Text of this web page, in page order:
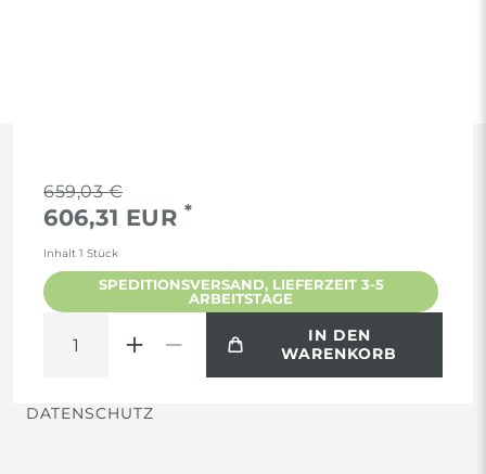
659,03 €
606,31 EUR *
Inhalt 1 Stück
SPEDITIONSVERSAND, LIEFERZEIT 3-5
ARBEITSTAGE
IN DEN
WARENKORB
RECHTLICHES
AGB
WIDERRUF
VERTRAG WIDERRUFEN
DATENSCHUTZ